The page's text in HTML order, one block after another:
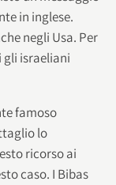
in inglese.
negli Usa. Per
gli israeliani
famoso
lo
ricorso ai
caso. I Bibas